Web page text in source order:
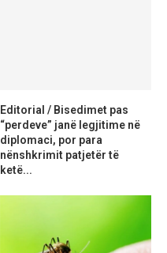
Editorial / Bisedimet pas
“perdeve” janë legjitime në
diplomaci, por para
nënshkrimit patjetër të
ketë...